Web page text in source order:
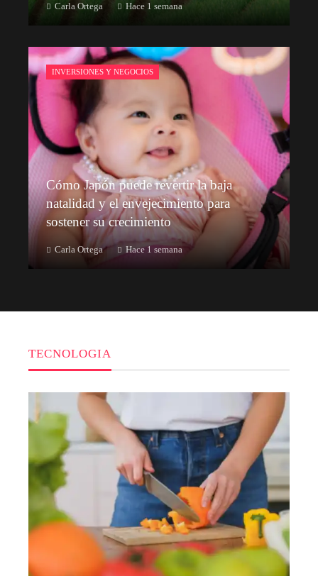
Carla Ortega Hace 1 semana
INVERSIONES Y NEGOCIOS
Cómo Japón puede revertir la baja
natalidad y el envejecimiento para
sostener su crecimiento
Carla Ortega Hace 1 semana
TECNOLOGIA